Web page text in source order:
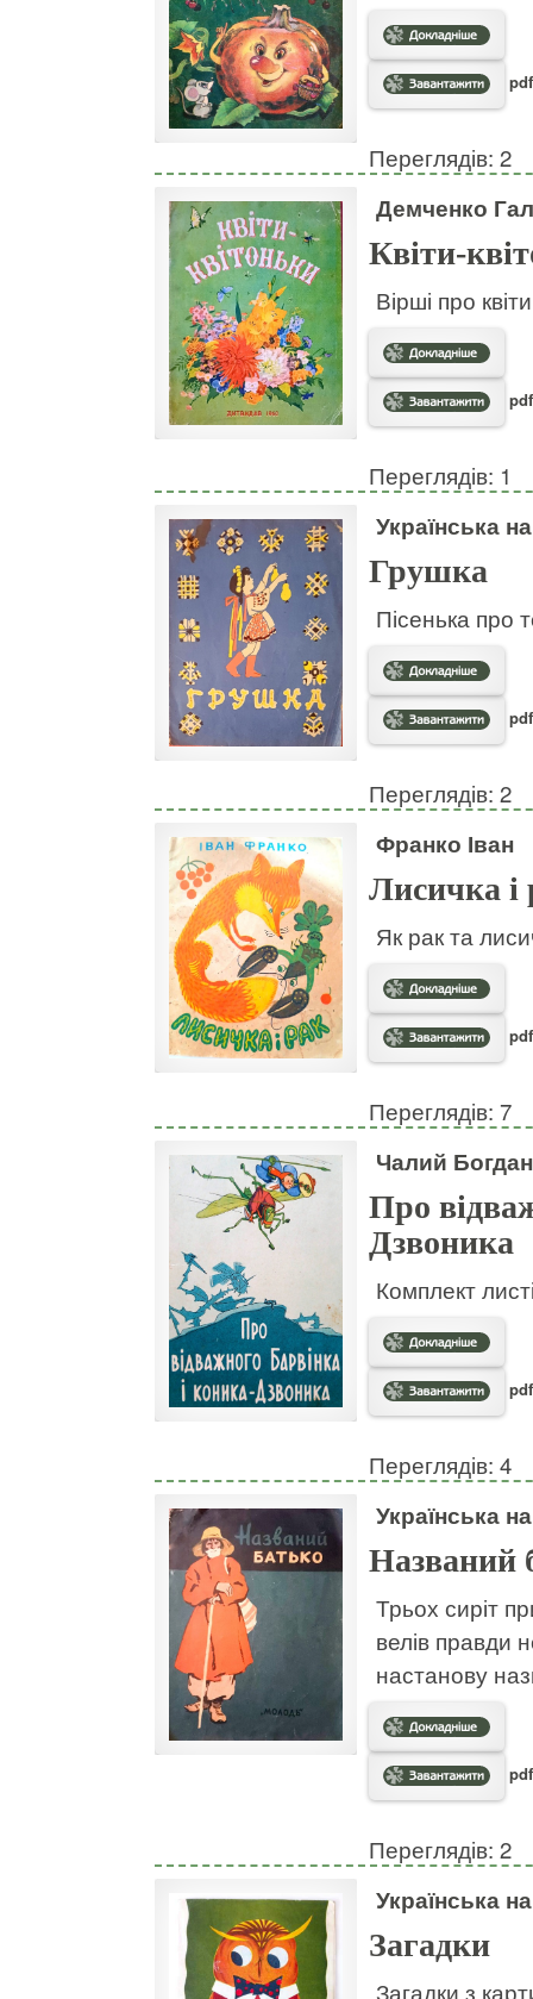
Переглядів: 2
Демченко
Квіти-
Вірші про
Переглядів: 1
Українська
Грушка
Пісенька про
Переглядів: 2
Франко Іван
Лисичка і
Як рак та
Переглядів: 7
Чалий
Про
Дзвоника
Комплект
Переглядів: 4
Українська
Названий
Трьох сиріт
велів правди
настанову
Переглядів: 2
Українська
Загадки
Загадки з